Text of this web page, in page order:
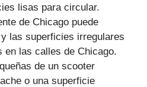
lisas para circular.
de Chicago puede
las superficies irregulares
en las calles de Chicago.
de un scooter
o una superficie